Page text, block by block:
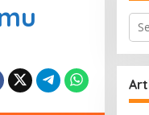
S
r
c
h
f